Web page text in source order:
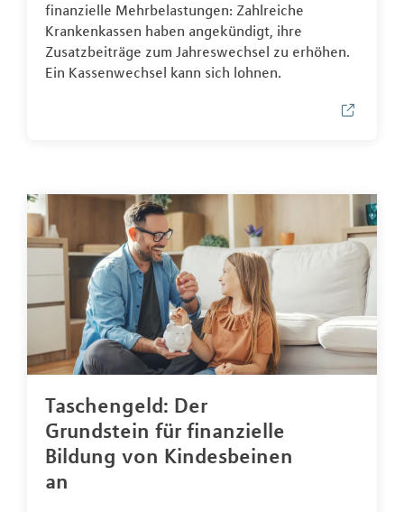
finanzielle Mehrbelastungen: Zahlreiche
Krankenkassen haben angekündigt, ihre
Zusatzbeiträge zum Jahreswechsel zu erhöhen.
Ein Kassenwechsel kann sich lohnen.
Taschengeld: Der
Grundstein für finanzielle
Bildung von Kindesbeinen
an